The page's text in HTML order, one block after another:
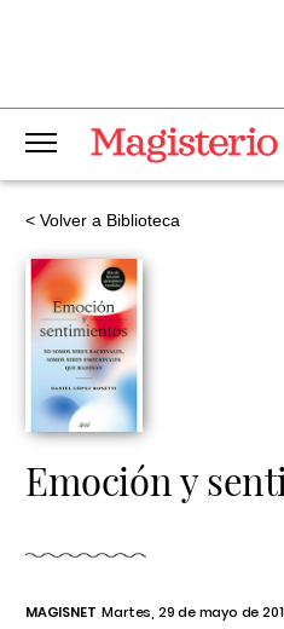
< Volver a Biblioteca
Emoción y
MAGISNET Martes, 29 de mayo de